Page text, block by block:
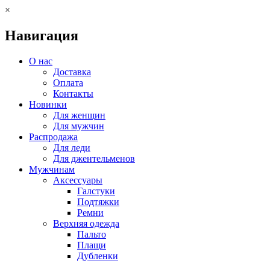
×
Навигация
О нас
Доставка
Оплата
Контакты
Новинки
Для женщин
Для мужчин
Распродажа
Для леди
Для джентельменов
Мужчинам
Аксессуары
Галстуки
Подтяжки
Ремни
Верхняя одежда
Пальто
Плащи
Дубленки